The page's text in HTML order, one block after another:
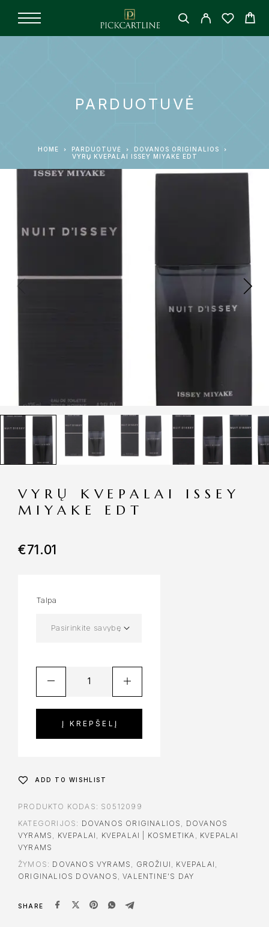
PARDUOTUVĖ
HOME PARDUOTUVĖ
DOVANOS ORIGINALIOS
VYRŲ KVEPALAI ISSEY MIYAKE EDT
VYRŲ KVEPALAI ISSEY
MIYAKE EDT
€71.01
Talpa
Į KREPŠELĮ
ADD TO WISHLIST
PRODUKTO KODAS: S0512099
KATEGORIJOS: DOVANOS ORIGINALIOS
DOVANOS
VYRAMS
KVEPALAI KVEPALAI | KOSMETIKA
KVEPALAI
VYRAMS
ŽYMOS: DOVANOS VYRAMS GROŽIUI KVEPALAI
ORIGINALIOS DOVANOS
,VALENTINE'S DAY
SHARE